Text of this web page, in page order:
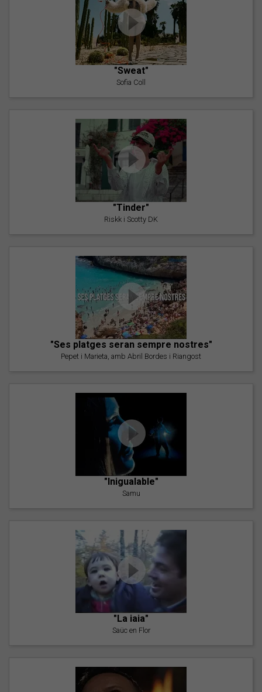
"Sweat"
Sofia Coll
"Tinder"
Riskk i Scotty DK
"Ses platges seran sempre nostres"
Pepet i Marieta, amb Abril Bordes i Riangost
"Inigualable"
Samu
"La iaia"
Saüc en Flor